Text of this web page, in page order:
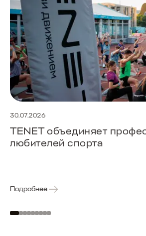
30.07.2026
TENET объединяет
любителей спорта
Подробнее